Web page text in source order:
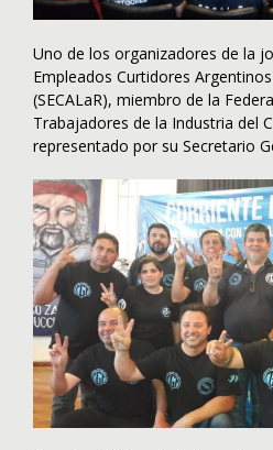
Uno de los organizadores de la
Empleados Curtidores
(SECALaR), miembro de la
Trabajadores de la Industria del
representado por su Secretario